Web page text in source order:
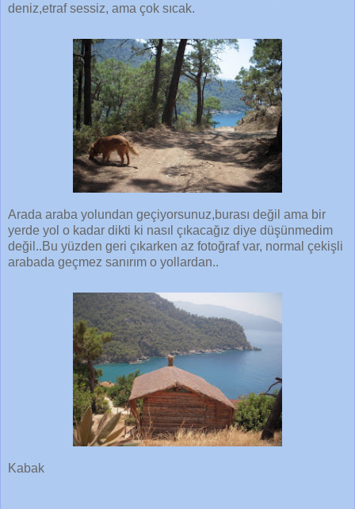
deniz,etraf sessiz, ama çok sıcak.
Arada araba yolundan geçiyorsunuz,burası değil ama bir
yerde yol o kadar dikti ki nasıl çıkacağız diye düşünmedim
değil..Bu yüzden geri çıkarken az fotoğraf var, normal çekişli
arabada geçmez sanırım o yollardan..
Kabak